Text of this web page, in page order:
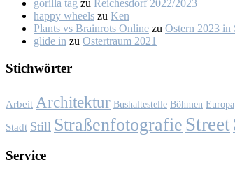
gorilla tag zu Rei­ches­dorf 2022/2023
happy wheels zu Ken
Plants vs Brainrots Online zu Os­tern 2023 in
glide in zu Os­ter­traum 2021
Stich­wör­ter
Arbeit Architektur Bushaltestelle Böhmen Europa
Stadt Still Straßenfotografie Street
Ser­vice